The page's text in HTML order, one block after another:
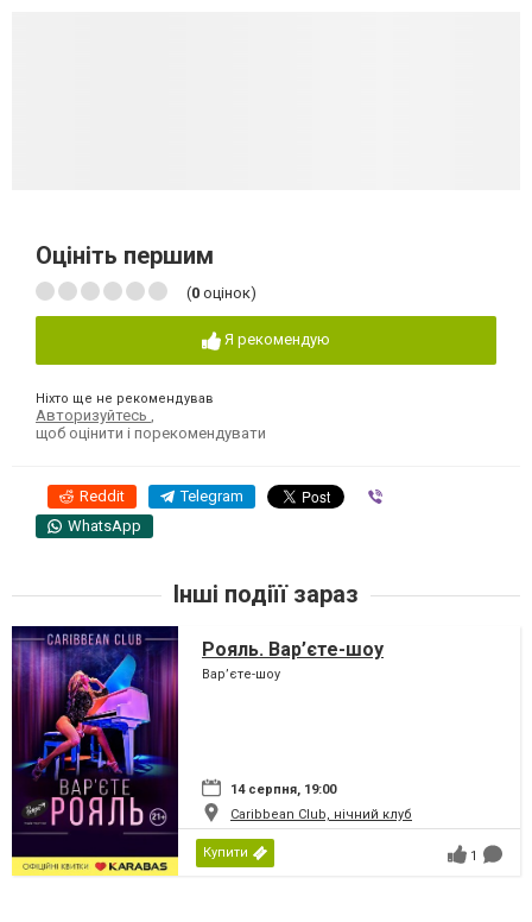
Оцініть першим
(0 оцінок)
Я рекомендую
Ніхто ще не рекомендував
Авторизуйтесь
щоб оцінити і порекомендувати
Reddit Telegram
WhatsApp
Інші подіїї зараз
Рояль. Вар’єте-шоу
Вар’єте-шоу
14 серпня, 19:00
Caribbean Club, нічний клуб
Купити 1